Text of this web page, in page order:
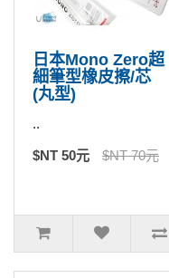
日本Mono Zero超
細筆型橡皮擦/芯
(丸型)
..
$NT 50元 $NT 70元